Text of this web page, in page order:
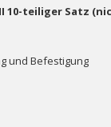
10-teiliger Satz
und Befestigung